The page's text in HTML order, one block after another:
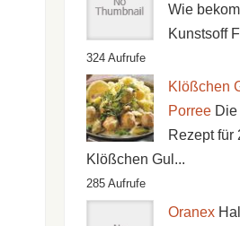
Wie
Kunstsoff
324 Aufrufe
Klößchen
Porree
Rezept für
Klößchen Gul...
285 Aufrufe
Oranex